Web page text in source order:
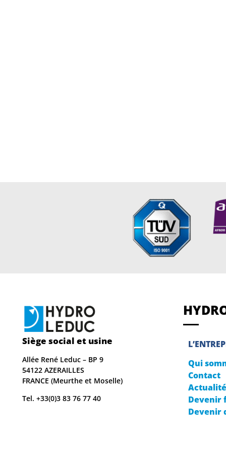
Siège social et usine
Allée René Leduc – BP 9
54122 AZERAILLES
FRANCE (Meurthe et Moselle)
Tel. +33(0)3 83 76 77 40
Qui
Contact
Devenir
Devenir